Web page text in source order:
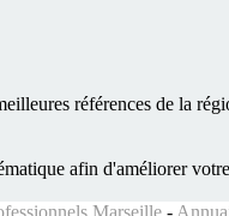
références de la
afin d'améliorer